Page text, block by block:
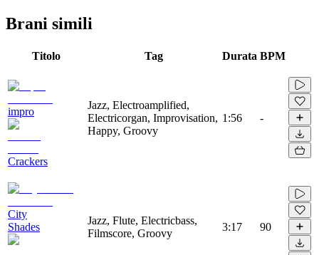
Brani simili
Titolo Tag Durata BPM
impro
Crackers
Jazz, Electroamplified,
Electricorgan, Improvisation,
Happy, Groovy
1:56 -
City
Shades
Jazz, Flute, Electricbass,
Filmscore, Groovy
3:17 90